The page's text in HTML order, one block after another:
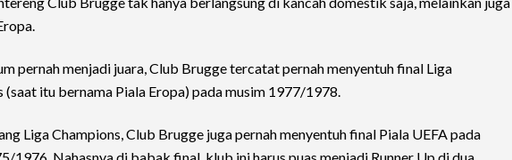
pernah menjadi juara, Club Brugge tercatat pernah menyentuh final Liga
(saat itu bernama Piala Eropa) pada musim 1977/1978.
Liga Champions, Club Brugge juga pernah menyentuh final Piala UEFA pada